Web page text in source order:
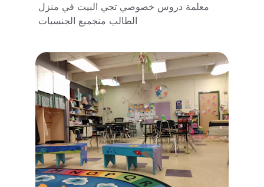
معلمة دروس خصوصي تجي البيت في منزل
الطالب منجميع الجنسيات